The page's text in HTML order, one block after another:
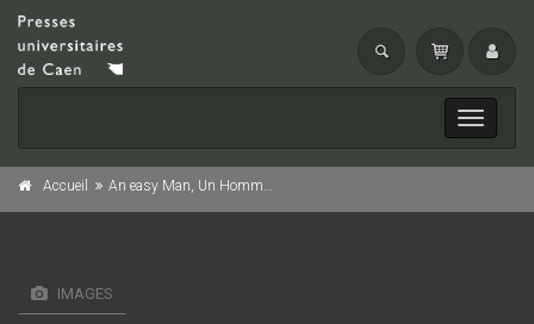
Toggle
Accueil An easy Man, Un Homme tranquille
IMAGES